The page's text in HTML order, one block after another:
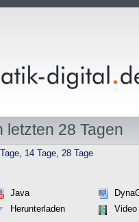
letzten 28 Tagen
, 14 Tage, 28 Tage
Java
Herunterladen Video